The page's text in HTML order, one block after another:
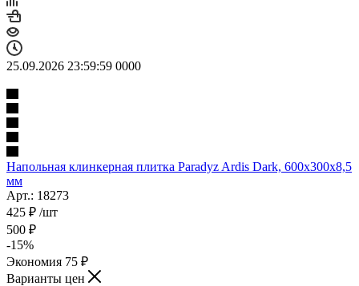
25.09.2026 23:59:59 0000
Напольная клинкерная плитка Paradyz Ardis Dark, 600x300x8,5
мм
Арт.: 18273
425 ₽ /шт
500 ₽
-15%
Экономия 75 ₽
Варианты цен